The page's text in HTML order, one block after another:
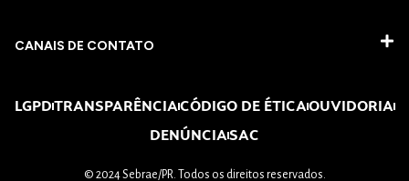
CANAIS DE CONTATO
LGPDTRANSPARÊNCIACÓDIGO DE ÉTICAOUVIDORIA
DENÚNCIASAC
© 2024 Sebrae/PR. Todos os direitos reservados.